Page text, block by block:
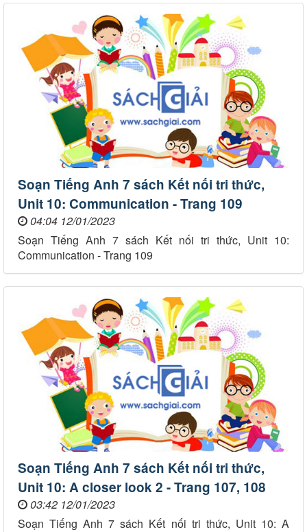
Soạn Tiếng Anh 7 sách Kết nối tri thức,
Unit 10: Communication - Trang 109
04:04 12/01/2023
Soạn Tiếng Anh 7 sách Kết nối tri thức, Unit 10:
Communication - Trang 109
Soạn Tiếng Anh 7 sách Kết nối tri thức,
Unit 10: A closer look 2 - Trang 107, 108
03:42 12/01/2023
Soạn Tiếng Anh 7 sách Kết nối tri thức, Unit 10: A